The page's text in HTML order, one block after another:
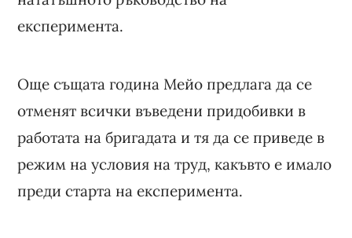
експеримента.
Още същата година Мейо предлага да се
отменят всички въведени придобивки в
работата на бригадата и тя да се приведе в
режим на условия на труд, какъвто е имало
преди старта на експеримента.